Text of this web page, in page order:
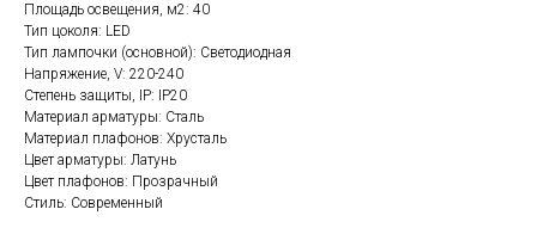
Площадь освещения, м2: 40
Тип цоколя: LED
Тип лампочки (основной): Светодиодная
Напряжение, V: 220-240
Степень защиты, IP: IP20
Материал арматуры: Сталь
Материал плафонов: Хрусталь
Цвет арматуры: Латунь
Цвет плафонов: Прозрачный
Стиль: Современный